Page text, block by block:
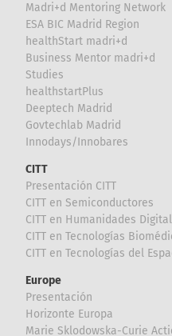
Madri+d Mentoring Network
ESA BIC Madrid Region
healthStart madri+d
Business Mentor madri+d
Studies
healthstartPlus
Deeptech Madrid
Govtechlab Madrid
Innodays/Innobares
CITT
Presentación CITT
CITT en Semiconductores
CITT en Humanidades
CITT en Tecnologías
CITT en Tecnologías del
Europe
Presentación
Horizonte Europa
Marie Sklodowska-Curie